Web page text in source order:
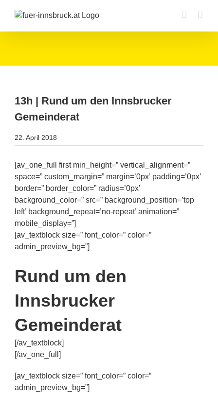
Inhalt
13h | Rund um den Innsbrucker
Gemeinderat
22. April 2018
[av_one_full first min_height=” vertical_alignment=”
space=” custom_margin=” margin=’0px’ padding=’0px’
border=” border_color=” radius=’0px’
background_color=” src=” background_position=’top
left’ background_repeat=’no-repeat’ animation=”
mobile_display=”]
[av_textblock size=” font_color=” color=”
admin_preview_bg=”]
Rund um den
Innsbrucker
Gemeinderat
[/av_textblock]
[/av_one_full]
[av_textblock size=” font_color=” color=”
admin_preview_bg=”]